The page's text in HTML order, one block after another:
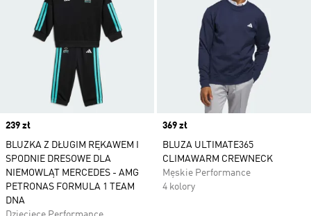
Price
239 zł
BLUZKA Z DŁUGIM RĘKAWEM I
SPODNIE DRESOWE DLA
NIEMOWLĄT MERCEDES - AMG
PETRONAS FORMULA 1 TEAM
DNA
Price
369 zł
BLUZA ULTIMATE365
CLIMAWARM CREWNECK
Męskie Performance
4 kolory